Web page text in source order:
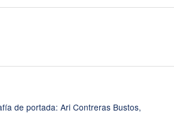
de portada: Ari Contreras Bustos,